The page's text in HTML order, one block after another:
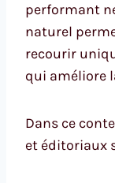
performant
naturel
recourir
qui améliore
Dans ce
et éditoriaux